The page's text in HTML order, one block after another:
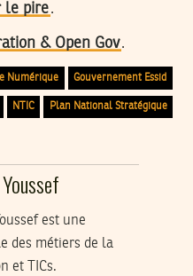
le pire.
& Open Gov.
Numérique Gouvernement Essid
NTIC Plan National Stratégique
est une
des métiers de la
et TICs.